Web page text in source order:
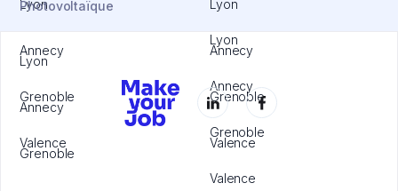
Lyon
Annecy
Grenoble
Valence
Lyon
Annecy
Grenoble
Valence
Photovoltaïque
Lyon
Annecy
Grenoble
Lyon
Annecy
Grenoble
Valence